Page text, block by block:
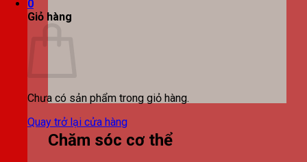
0
Giỏ hàng
Chưa có sản phẩm trong giỏ hàng.
Quay trở lại cửa hàng
Chăm sóc cơ thể